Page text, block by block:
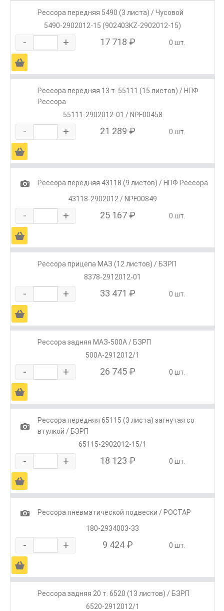
Рессора передняя 5490 (3 листа) / Чусовой
5490-2902012-15 (902403KZ-2902012-15)
- + 17 718 ₽ 0 шт.
Ä
Рессора передняя 13 т. 55111 (15 листов) / НПФ
Рессора
55111-2902012-01 / NPF00458
- + 21 289 ₽ 0 шт.
Ä
1
Рессора передняя 43118 (9 листов) / НПФ Рессора
43118-2902012 / NPF00849
- + 25 167 ₽ 0 шт.
Ä
Рессора прицепа МАЗ (12 листов) / БЗРП
8378-2912012-01
- + 33 471 ₽ 0 шт.
Ä
Рессора задняя МАЗ-500А / БЗРП
500А-2912012/1
- + 26 745 ₽ 0 шт.
Ä
1
Рессора передняя 65115 (3 листа) загнутая со
втулкой / БЗРП
65115-2902012-15/1
- + 18 123 ₽ 0 шт.
Ä
1
Рессора пневматической подвески / РОСТАР
180-2934003-33
- + 9 424 ₽ 0 шт.
Ä
Рессора задняя 20 т. 6520 (13 листов) / БЗРП
6520-2912012/1